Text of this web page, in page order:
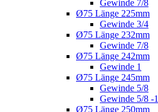
Gewinde 7/8
Ø75 Länge 225mm
Gewinde 3/4
Ø75 Länge 232mm
Gewinde 7/8
Ø75 Länge 242mm
Gewinde 1
Ø75 Länge 245mm
Gewinde 5/8
Gewinde 5/8 -
Ø75 Länge 250mm